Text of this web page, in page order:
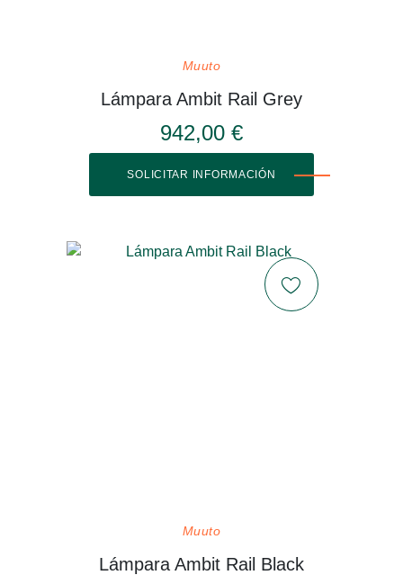
Muuto
Lámpara Ambit Rail Grey
942,00 €
SOLICITAR INFORMACIÓN
Muuto
Lámpara Ambit Rail Black